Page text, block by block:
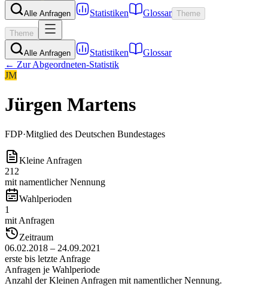
Alle Anfragen Statistiken Glossar Theme
Theme
Alle Anfragen Statistiken
Glossar
← Zur Abgeordneten-Statistik
JM
Jürgen Martens
FDP·Mitglied des Deutschen Bundestages
Kleine Anfragen
212
mit namentlicher Nennung
Wahlperioden
1
mit Anfragen
Zeitraum
06.02.2018 – 24.09.2021
erste bis letzte Anfrage
Anfragen je Wahlperiode
Anzahl der Kleinen Anfragen mit namentlicher Nennung.